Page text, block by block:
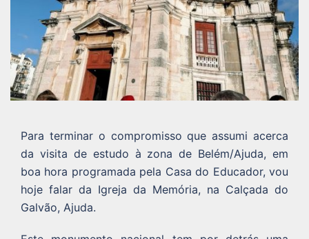
Para terminar o compromisso que assumi acerca
da visita de estudo à zona de Belém/Ajuda, em
boa hora programada pela Casa do Educador, vou
hoje falar da Igreja da Memória, na Calçada do
Galvão, Ajuda.